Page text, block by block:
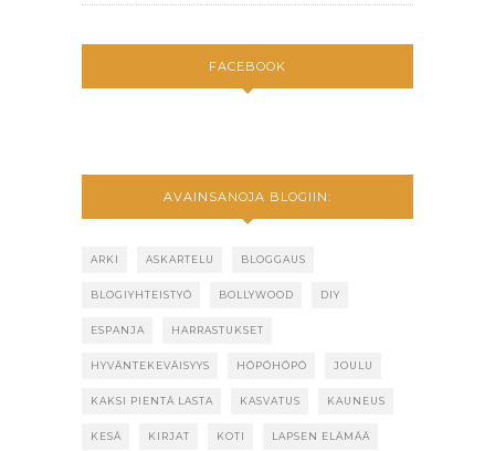
FACEBOOK
AVAINSANOJA BLOGIIN:
ARKI ASKARTELU BLOGGAUS
BLOGIYHTEISTYÖ BOLLYWOOD DIY
ESPANJA HARRASTUKSET
HYVÄNTEKEVÄISYYS HÖPÖHÖPÖ JOULU
KAKSI PIENTÄ LASTA KASVATUS KAUNEUS
KESÄ KIRJAT KOTI LAPSEN ELÄMÄÄ